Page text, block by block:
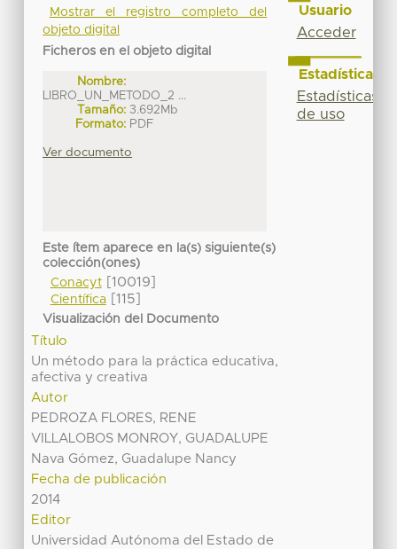
Mostrar el registro completo del
objeto digital
Ficheros en el objeto digital
Nombre:
LIBRO_UN_METODO_2 ...
Tamaño: 3.692Mb
Formato: PDF
Ver documento
Este ítem aparece en la(s) siguiente(s)
colección(ones)
Conacyt[10019]
Científica[115]
Visualización del Documento
Título
Un método para la práctica educativa,
afectiva y creativa
Autor
PEDROZA FLORES, RENE
VILLALOBOS MONROY, GUADALUPE
Nava Gómez, Guadalupe Nancy
Fecha de publicación
2014
Editor
Universidad Autónoma del Estado de
Usuario
Acceder
Estadísticas
Estadísticas
de uso